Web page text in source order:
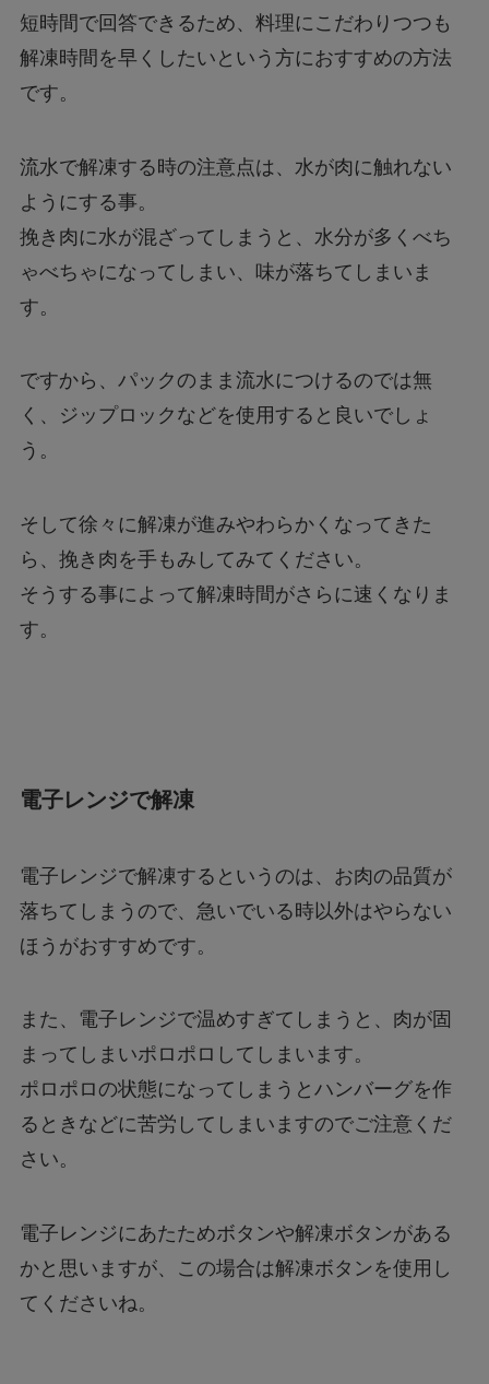
短時間で回答できるため、料理にこだわりつつも
解凍時間を早くしたいという方におすすめの方法
です。
流水で解凍する時の注意点は、水が肉に触れない
ようにする事。
挽き肉に水が混ざってしまうと、水分が多くべち
ゃべちゃになってしまい、味が落ちてしまいま
す。
ですから、パックのまま流水につけるのでは無
く、ジップロックなどを使用すると良いでしょ
う。
そして徐々に解凍が進みやわらかくなってきた
ら、挽き肉を手もみしてみてください。
そうする事によって解凍時間がさらに速くなりま
す。
電子レンジで解凍
電子レンジで解凍するというのは、お肉の品質が
落ちてしまうので、急いでいる時以外はやらない
ほうがおすすめです。
また、電子レンジで温めすぎてしまうと、肉が固
まってしまいポロポロしてしまいます。
ポロポロの状態になってしまうとハンバーグを作
るときなどに苦労してしまいますのでご注意くだ
さい。
電子レンジにあたためボタンや解凍ボタンがある
かと思いますが、この場合は解凍ボタンを使用し
てくださいね。